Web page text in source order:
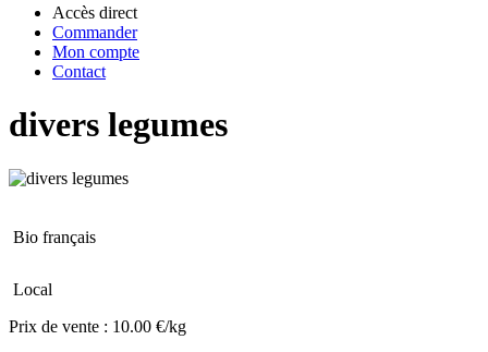
Accès direct
Commander
Mon compte
Contact
divers legumes
Bio français
Local
Prix de vente : 10.00 €/kg